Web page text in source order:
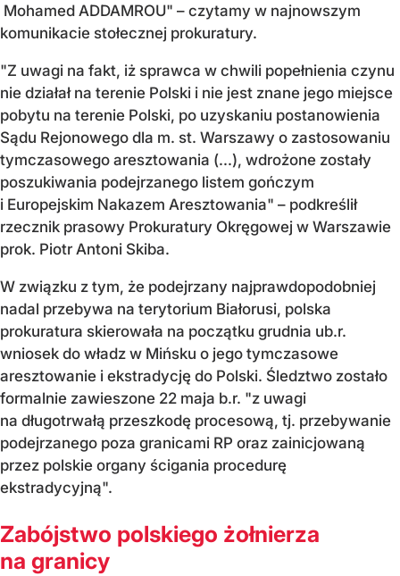
Mohamed ADDAMROU" – czytamy w najnowszym
komunikacie stołecznej prokuratury.
"Z uwagi na fakt, iż sprawca w chwili popełnienia czynu
nie działał na terenie Polski i nie jest znane jego miejsce
pobytu na terenie Polski, po uzyskaniu postanowienia
Sądu Rejonowego dla m. st. Warszawy o zastosowaniu
tymczasowego aresztowania (...), wdrożone zostały
poszukiwania podejrzanego listem gończym
i Europejskim Nakazem Aresztowania" – podkreślił
rzecznik prasowy Prokuratury Okręgowej w Warszawie
prok. Piotr Antoni Skiba.
W związku z tym, że podejrzany najprawdopodobniej
nadal przebywa na terytorium Białorusi, polska
prokuratura skierowała na początku grudnia ub.r.
wniosek do władz w Mińsku o jego tymczasowe
aresztowanie i ekstradycję do Polski. Śledztwo zostało
formalnie zawieszone 22 maja b.r. "z uwagi
na długotrwałą przeszkodę procesową, tj. przebywanie
podejrzanego poza granicami RP oraz zainicjowaną
przez polskie organy ścigania procedurę
ekstradycyjną".
Zabójstwo polskiego żołnierza
na granicy